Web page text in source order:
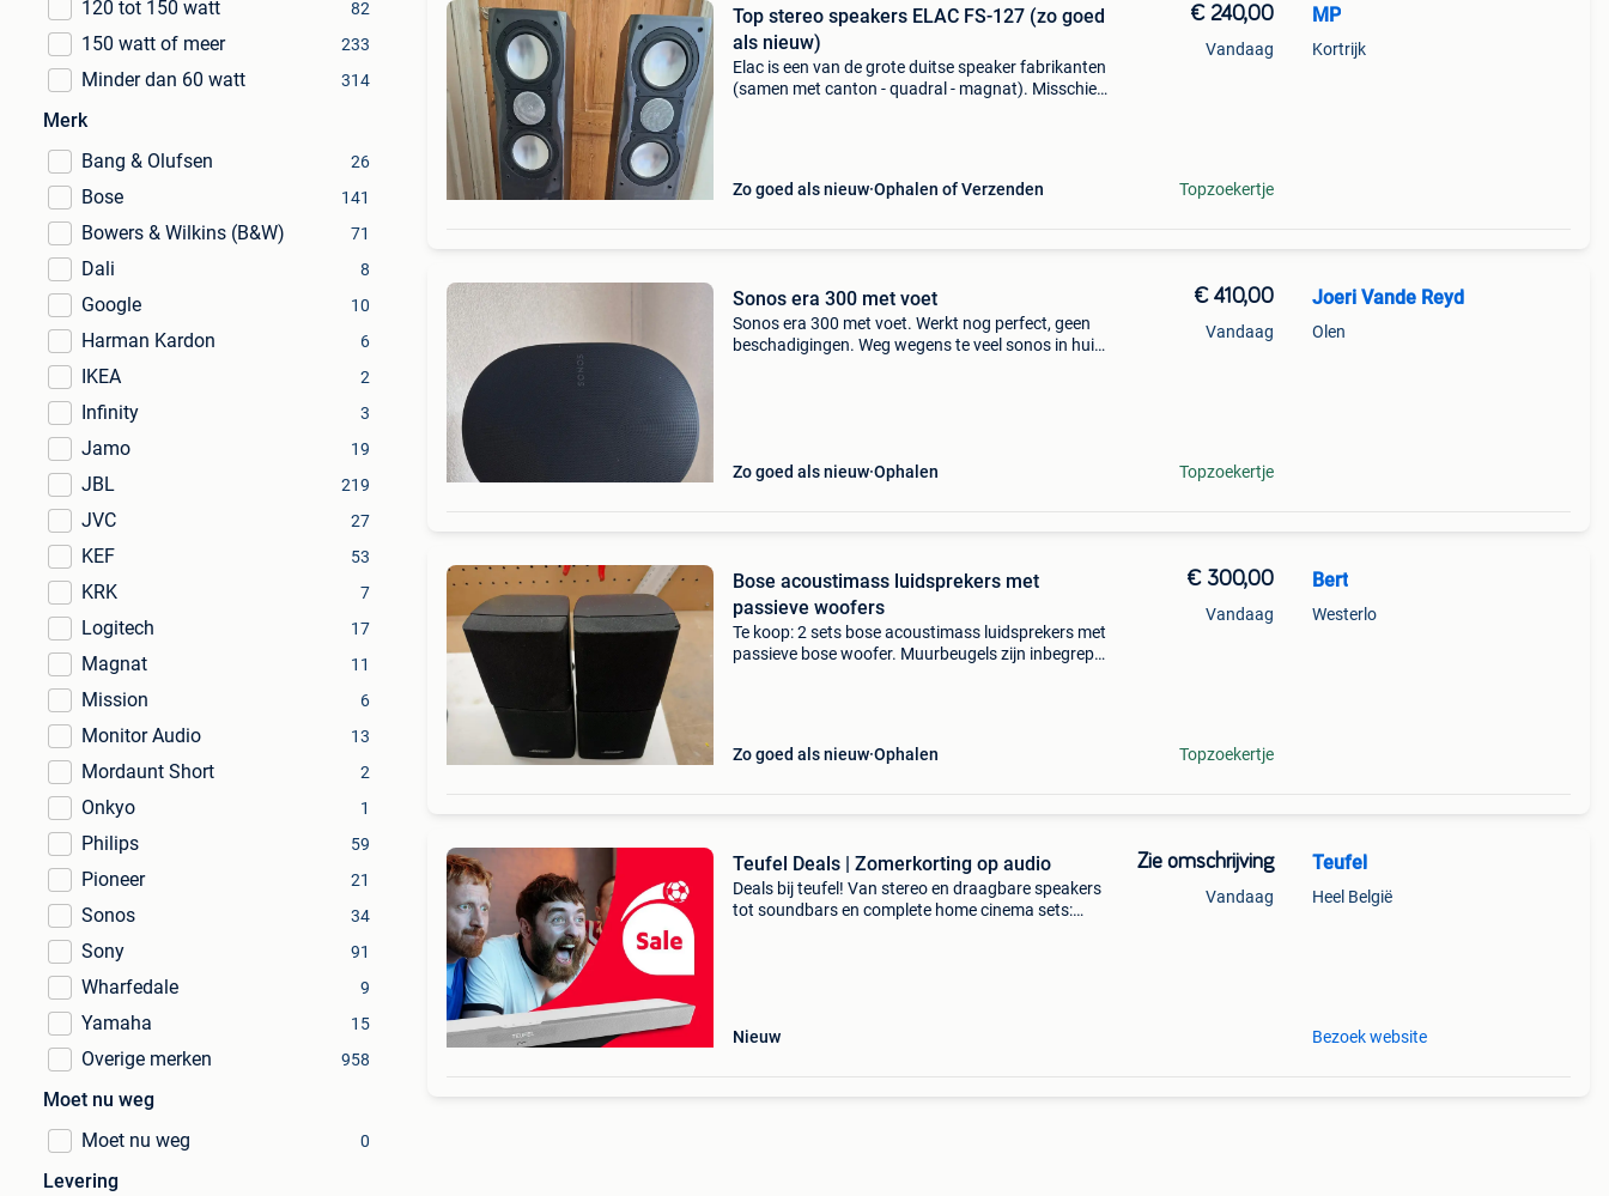
120 tot 150 watt 82
150 watt of meer 233
Minder dan 60 watt 314
Merk
Bang & Olufsen
26
Bose 141
Bowers & Wilkins (B&W) 71
Dali 8
Google 10
Harman Kardon 6
IKEA 2
Infinity 3
Jamo 19
JBL 219
JVC 27
KEF 53
KRK 7
Logitech 17
Magnat 11
Mission 6
Monitor Audio 13
Mordaunt Short 2
Onkyo 1
Philips 59
Pioneer 21
Sonos 34
Sony 91
Wharfedale 9
Yamaha 15
Overige merken 958
Moet nu weg
Moet nu weg
0
Levering
Top stereo speakers ELAC FS-127 (zo goed
als nieuw)
Elac is een van de grote duitse speaker fabrikanten
(samen met canton - quadral - magnat). Misschien
Zo goed als nieuw Ophalen of Verzenden
€ 240,00
Vandaag
Topzoekertje
MP
Kortrijk
Sonos era 300 met voet
Sonos era 300 met voet. Werkt nog perfect, geen
beschadigingen. Weg wegens te veel sonos in huis,
Zo goed als nieuw Ophalen
€ 410,00
Vandaag
Topzoekertje
Joeri Vande Reyd
Olen
Bose acoustimass luidsprekers met
passieve woofers
Te koop: 2 sets bose acoustimass luidsprekers met
passieve bose woofer. Muurbeugels zijn inbegrepen
Zo goed als nieuw Ophalen
€ 300,00
Vandaag
Topzoekertje
Bert
Westerlo
Teufel Deals | Zomerkorting op audio
Deals bij teufel! Van stereo en draagbare speakers
tot soundbars en complete home cinema sets:
Nieuw
Zie omschrijving
Vandaag
Teufel
Heel België
Bezoek website